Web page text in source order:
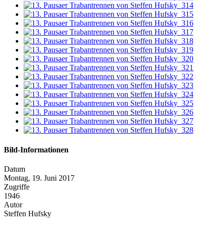
Bild-Informationen
Datum
Montag, 19. Juni 2017
Zugriffe
1946
Autor
Steffen Hufsky